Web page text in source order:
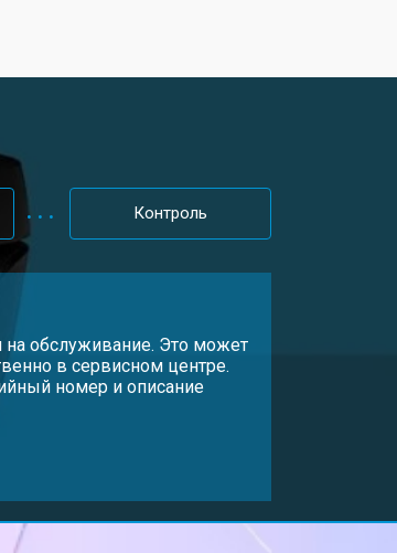
Заказать
Заказать
Контроль
на обслуживание. Это может
в сервисном центре.
номер и описание